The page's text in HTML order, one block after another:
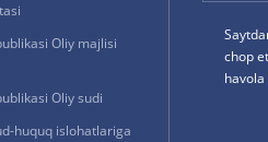
Oliy majlisi
Oliy sudi
huquq islohatlariga
chop